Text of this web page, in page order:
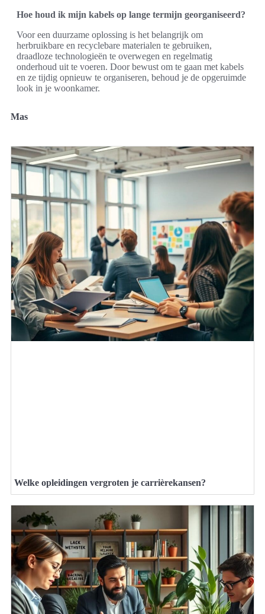
Hoe houd ik mijn kabels op lange termijn georganiseerd?
Voor een duurzame oplossing is het belangrijk om
herbruikbare en recyclebare materialen te gebruiken,
draadloze technologieën te overwegen en regelmatig
onderhoud uit te voeren. Door bewust om te gaan met kabels
en ze tijdig opnieuw te organiseren, behoud je de opgeruimde
look in je woonkamer.
Mas
Welke opleidingen vergroten je carrièrekansen?